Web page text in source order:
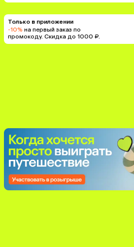
Только в приложении
-10% на первый заказ по
промокоду. Скидка до 1000 ₽.